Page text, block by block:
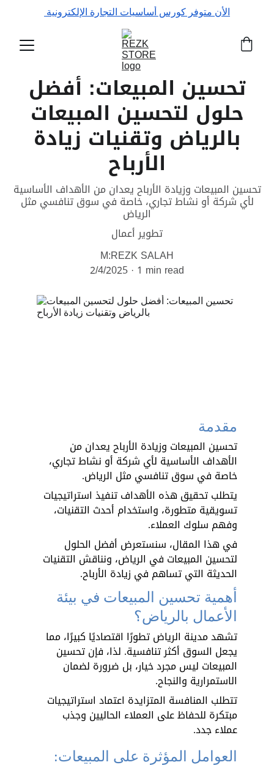
الأن متوفر كورس أساسيات التجارة الإلكترونية
تحسين المبيعات: أفضل
حلول لتحسين المبيعات
بالرياض وتقنيات زيادة
الأرباح
تحسين المبيعات وزيادة الأرباح يعدان من الأهداف الأساسية
لأي شركة أو نشاط تجاري، خاصة في سوق تنافسي مثل
الرياض
تطوير أعمال
M:REZK SALAH
2/4/2025 1 min read
مقدمة
تحسين المبيعات وزيادة الأرباح يعدان من
الأهداف الأساسية لأي شركة أو نشاط تجاري،
خاصة في سوق تنافسي مثل الرياض.
يتطلب تحقيق هذه الأهداف تنفيذ استراتيجيات
تسويقية متطورة، واستخدام أحدث التقنيات،
وفهم سلوك العملاء.
في هذا المقال، سنستعرض أفضل الحلول
لتحسين المبيعات في الرياض، ونناقش التقنيات
الحديثة التي تساهم في زيادة الأرباح.
أهمية تحسين المبيعات في بيئة
الأعمال بالرياض؟
تشهد مدينة الرياض تطورًا اقتصاديًا كبيرًا، مما
يجعل السوق أكثر تنافسية. لذا، فإن تحسين
المبيعات ليس مجرد خيار، بل ضرورة لضمان
الاستمرارية والنجاح.
تتطلب المنافسة المتزايدة اعتماد استراتيجيات
مبتكرة للحفاظ على العملاء الحاليين وجذب
عملاء جدد.
العوامل المؤثرة على المبيعات: